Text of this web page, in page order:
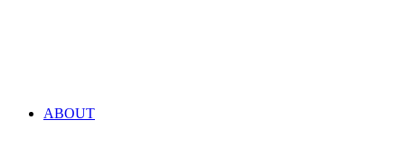
ABOUT